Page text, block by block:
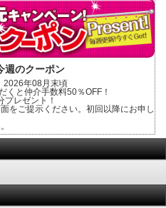
週のクーポン
2026年08月末頃
くと仲介手数料50％OFF！
レゼント！
をご提示ください。初回以降にお申し